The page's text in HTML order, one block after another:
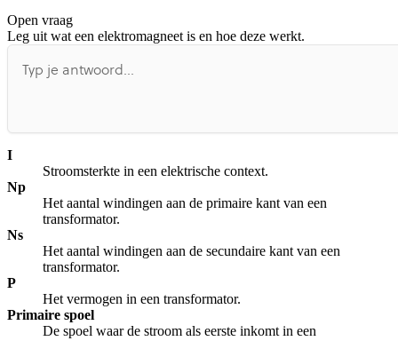
De uitleg gaat te langzaam
Open vraag
Leg uit wat een elektromagneet is en hoe deze werkt.
I
Stroomsterkte in een elektrische context.
Np
Het aantal windingen aan de primaire kant van een
transformator.
Ns
Het aantal windingen aan de secundaire kant van een
transformator.
P
Het vermogen in een transformator.
Primaire spoel
De spoel waar de stroom als eerste inkomt in een